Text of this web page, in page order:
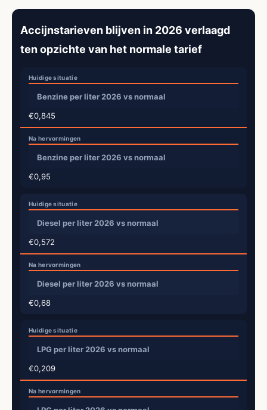
Accijnstarieven blijven in 2026 verlaagd
ten opzichte van het normale tarief
Benzine per liter 2026 vs normaal
€0,845
Benzine per liter 2026 vs normaal
€0,95
Diesel per liter 2026 vs normaal
€0,572
Diesel per liter 2026 vs normaal
€0,68
LPG per liter 2026 vs normaal
€0,209